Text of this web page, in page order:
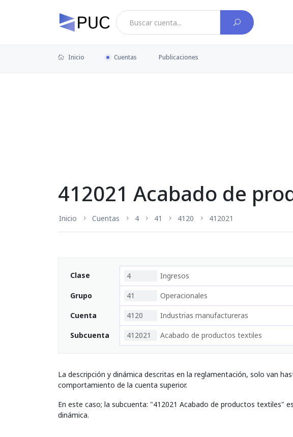
Inicio Cuentas Publicaciones
412021 Acabado de
Inicio Cuentas 4 41 4120 412021
Clase 4 Ingresos
Grupo 41 Operacionales
Cuenta 4120 Industrias manufactureras
Subcuenta 412021 Acabado de productos textiles
La descripción y dinámica descritas en la reglamentación, solo van
comportamiento de la cuenta superior.
En este caso; la subcuenta: "412021 Acabado de productos textiles"
dinámica.